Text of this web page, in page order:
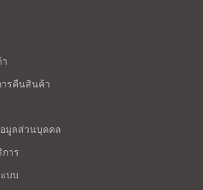
รคืนสินค้า
มูลส่วนบุคคล
าร
บบ